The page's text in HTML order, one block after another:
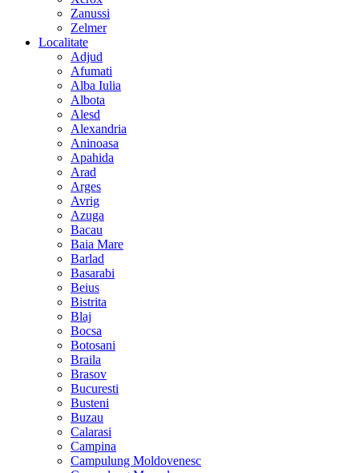
Zanussi
Zelmer
Localitate
Adjud
Afumati
Alba Iulia
Albota
Alesd
Alexandria
Aninoasa
Apahida
Arad
Arges
Avrig
Azuga
Bacau
Baia Mare
Barlad
Basarabi
Beius
Bistrita
Blaj
Bocsa
Botosani
Braila
Brasov
Bucuresti
Busteni
Buzau
Calarasi
Campina
Campulung Moldovenesc